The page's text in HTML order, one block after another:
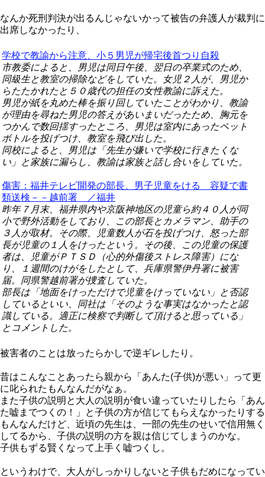
なんか死刑判決が出るんじゃないかって被告の弁護人が裁判に
出席しなかったり、
学校で教諭から注意、小５男児が帰宅後首つり自殺
市教委によると、男児は同日午後、翌日の卒業式のため、
同級生と教室の掃除などをしていた。女児２人が、男児か
らたたかれたと５０歳代の担任の女性教諭に訴えた。
男児が紙を丸めた棒を振り回していたことがわかり、教諭
が理由を尋ねた男児の答えがあいまいだったため、胸元を
つかんで数回揺すったところ、男児は室内にあったペット
ボトルを投げつけ、教室を飛び出した。
同校によると、男児は「先生が嫌いで学校に行きたくな
い」と家族に漏らし、教諭は家族と話し合いをしていた。
傷害：福井テレビ開発の部長、男子児童をける 容疑で書
類送検－－越前署 ／福井
昨年７月末、福井県内や京阪神地区の児童ら約４０人が同
小で野外活動をしており、この部長とカメラマン、助手の
３人が取材。その際、児童数人が石を投げつけ、怒った部
長が児童の１人をけったという。その後、この児童の保護
者は、児童がＰＴＳＤ（心的外傷後ストレス障害）にな
り、１週間のけがをしたとして、兵庫県警伊丹署に被害
届。同県警越前署が捜査していた。
部長は「地面をけっただけで児童をけっていない」と否認
しているといい、同社は「そのような事実はなかったと認
識している。適正に検察で判断して頂けると思っている」
とコメントした。
被害者のことは放ったらかしで逆ギレしたり。
昔はこんなことあったら親から「あんた(子供)が悪い」って更
に叱られたもんなんだがなぁ。
また子供の説明と大人の説明が食い違っていたりしたら「あん
た嘘までつくの！」と子供の方が信じてもらえなかったりする
もんなんだけど、近頃の先生は、一部の先生のせいで信用無く
してるから、子供の説明の方を親は信じてしまうのかな。
子供もずる賢くなって上手く嘘つくし。
というわけで、大人がしっかりしないと子供もだめになってい